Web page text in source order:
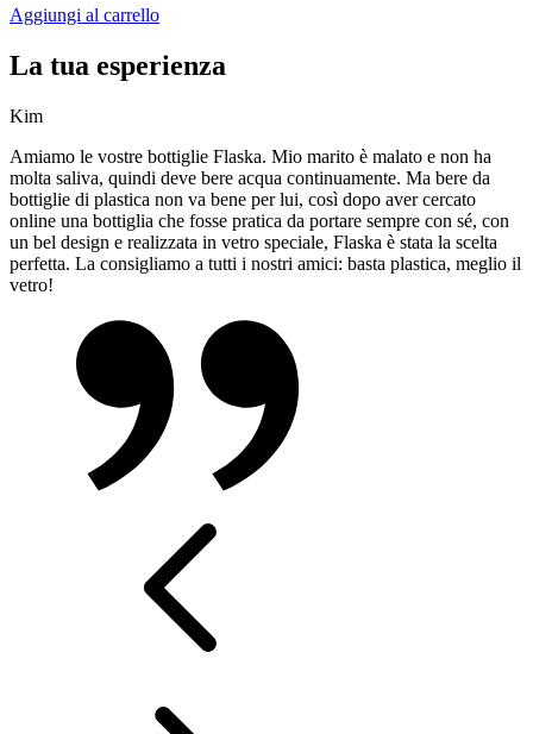
Aggiungi al carrello
La tua esperienza
Kim
Amiamo le vostre bottiglie Flaska. Mio marito è malato e non ha
molta saliva, quindi deve bere acqua continuamente. Ma bere da
bottiglie di plastica non va bene per lui, così dopo aver cercato
online una bottiglia che fosse pratica da portare sempre con sé, con
un bel design e realizzata in vetro speciale, Flaska è stata la scelta
perfetta. La consigliamo a tutti i nostri amici: basta plastica, meglio il
vetro!